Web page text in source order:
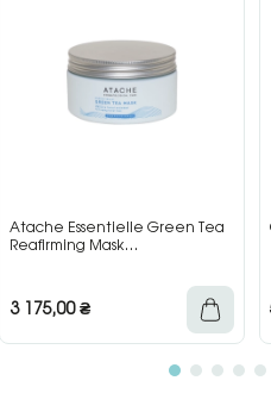
Atache Essentielle Green Tea
Reafirming Mask
3 175,00₴